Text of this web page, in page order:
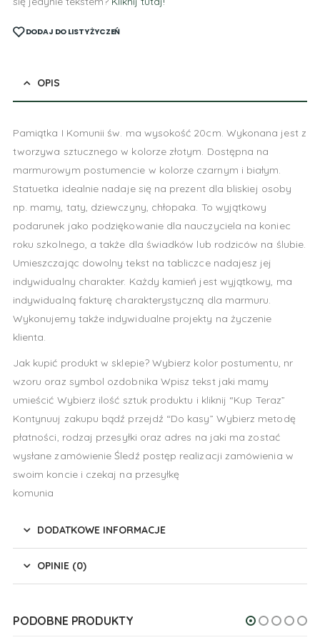
DODAJ DO LISTY ŻYCZEŃ
OPIS
Pamiątka I Komunii św. ma wysokość 20cm. Wykonana jest z
tworzywa sztucznego w kolorze złotym. Dostępna na
marmurowym postumencie w kolorze czarnym i białym.
Statuetka idealnie nadaje się na prezent dla bliskiej osoby
np. mamy, taty, dziewczyny, chłopaka. To wyjątkowy
podarunek jako podziękowanie dla nauczyciela na koniec
roku szkolnego, a także dla świadków lub rodziców na ślubie.
Umieszczając dowolny tekst na tabliczce nadajesz jej
indywidualny charakter. Każdy kamień jest wyjątkowy, ma
indywidualną fakturę charakterystyczną dla marmuru.
Wykonujemy także indywidualne projekty na życzenie
klienta.
Jak kupić produkt w sklepie? Wybierz kolor postumentu, nr
wzoru oraz symbol ozdobnika Wpisz tekst jaki mamy
umieścić Wybierz ilość sztuk produktu i kliknij “Kup Teraz”
Kontynuuj zakupu bądź przejdź “Do kasy” Wybierz metodę
płatności, rodzaj przesyłki oraz adres na jaki ma zostać
wysłane zamówienie Śledź postęp realizacji zamówienia w
swoim koncie i czekaj na przesyłkę
komunia
DODATKOWE INFORMACJE
OPINIE (0)
PODOBNE PRODUKTY